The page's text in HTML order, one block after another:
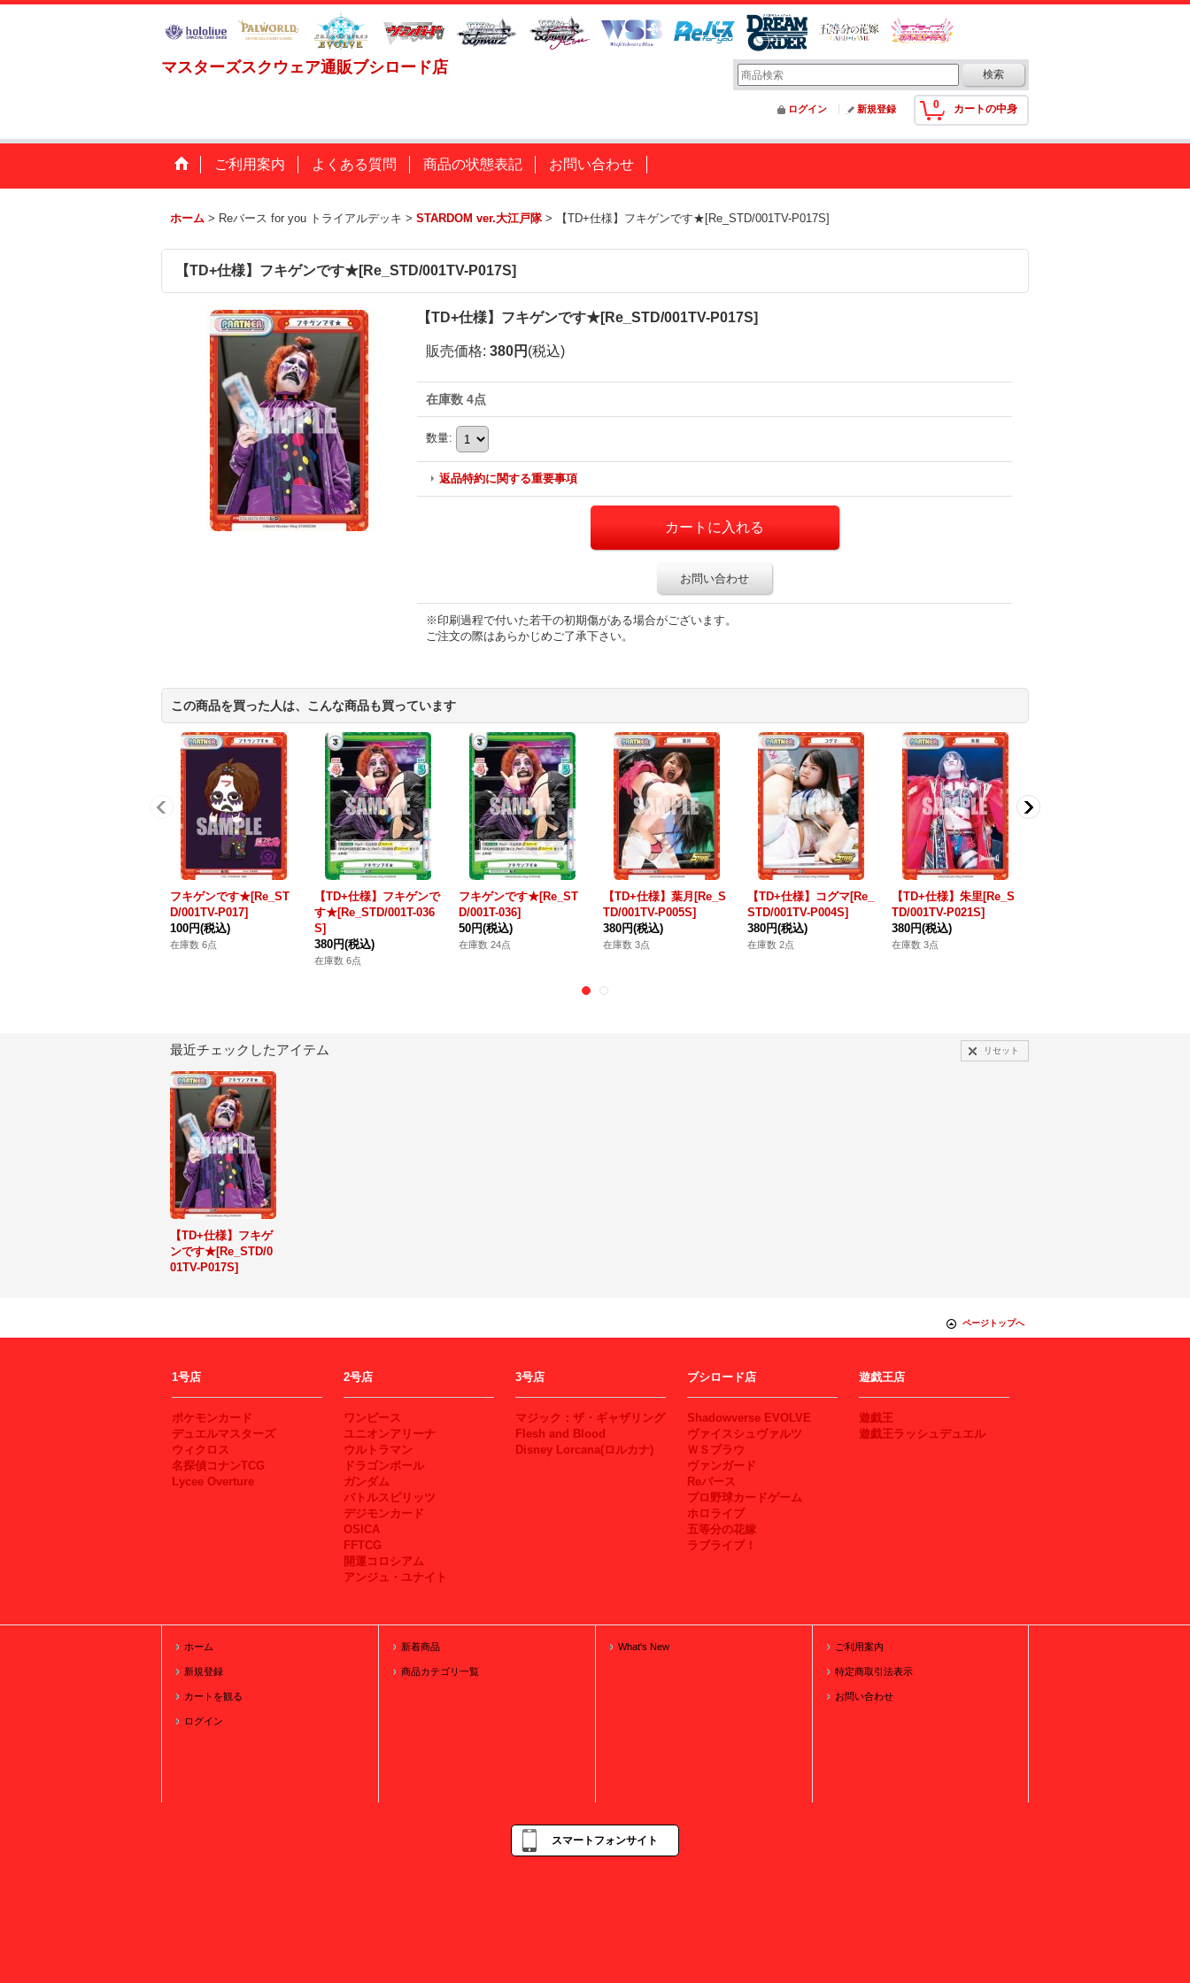
マスターズスクウェア通販ブシロード店
0 カートの中身
ログイン 新規登録
ご利用案内 よくある質問 商品の状態表記 お問い合わせ
ホーム > Reバース for you トライアルデッキ > STARDOM ver.大江戸隊 > 【TD+仕様】フキゲンです★[Re_STD/001TV-P017S]
【TD+仕様】フキゲンです★[Re_STD/001TV-P017S]
【TD+仕様】フキゲンです★[Re_STD/001TV-P017S]
販売価格: 380円 (税込)
在庫数 4点
数量:
返品特約に関する重要事項
お問い合わせ
※印刷過程で付いた若干の初期傷がある場合がございます。
ご注文の際はあらかじめご了承下さい。
この商品を買った人は、こんな商品も買っています
フキゲンです★[Re_ST
D/001TV-P017]
100円(税込)
在庫数 6点
【TD+仕様】フキゲンで
す★[Re_STD/001T-036
S]
380円(税込)
在庫数 6点
フキゲンです★[Re_ST
D/001T-036]
50円(税込)
在庫数 24点
【TD+仕様】葉月[Re_S
TD/001TV-P005S]
380円(税込)
在庫数 3点
【TD+仕様】コグマ[Re_
STD/001TV-P004S]
380円(税込)
在庫数 2点
【TD+仕様】朱里[Re_S
TD/001TV-P021S]
380円(税込)
在庫数 3点
最近チェックしたアイテム リセット
【TD+仕様】フキゲ
ンです★[Re_STD/0
01TV-P017S]
ページトップへ
1号店
ポケモンカード
デュエルマスターズ
ウィクロス
名探偵コナンTCG
Lycee Overture
2号店
ワンピース
ユニオンアリーナ
ウルトラマン
ドラゴンボール
ガンダム
バトルスピリッツ
デジモンカード
OSICA
FFTCG
開運コロシアム
アンジュ・ユナイト
3号店
マジック：ザ・ギャザリング
Flesh and Blood
Disney Lorcana(ロルカナ)
ブシロード店
Shadowverse EVOLVE
ヴァイスシュヴァルツ
ＷＳブラウ
ヴァンガード
Reバース
プロ野球カードゲーム
ホロライブ
五等分の花嫁
ラブライブ！
遊戯王店
遊戯王
遊戯王ラッシュデュエル
ホーム
新規登録
カートを観る
ログイン
新着商品
商品カテゴリ一覧
What's New ご利用案内
特定商取引法表示
お問い合わせ
スマートフォンサイト